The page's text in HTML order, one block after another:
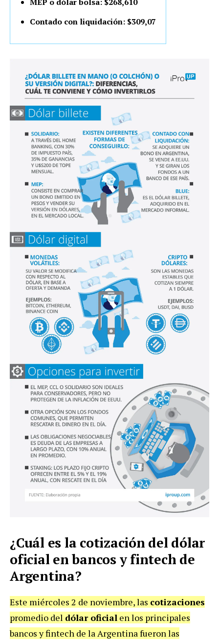
Contado con liquidación: $309,07
¿Cuál es la cotización del dólar
oficial en bancos y fintech de
Argentina?
Este miércoles 2 de noviembre, las cotizaciones
promedio del dólar oficial en los principales
bancos y fintech de la Argentina fueron las